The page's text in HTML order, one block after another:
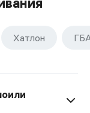
Хатлон